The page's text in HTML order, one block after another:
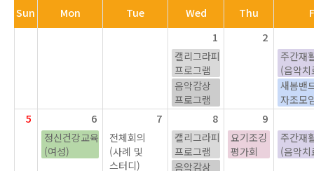
Sun Mon Tue Wed Thu
1
캘리그라피
프로그램
음악감상
프로그램
2
주간재
(음악
새봄밴
자조모
5 6
정신건강교육
(여성)
7
전체회의
(사례 및
스터디)
8
캘리그라피
프로그램
음악감상
9
요기조깅
평가회
주간재
(음악